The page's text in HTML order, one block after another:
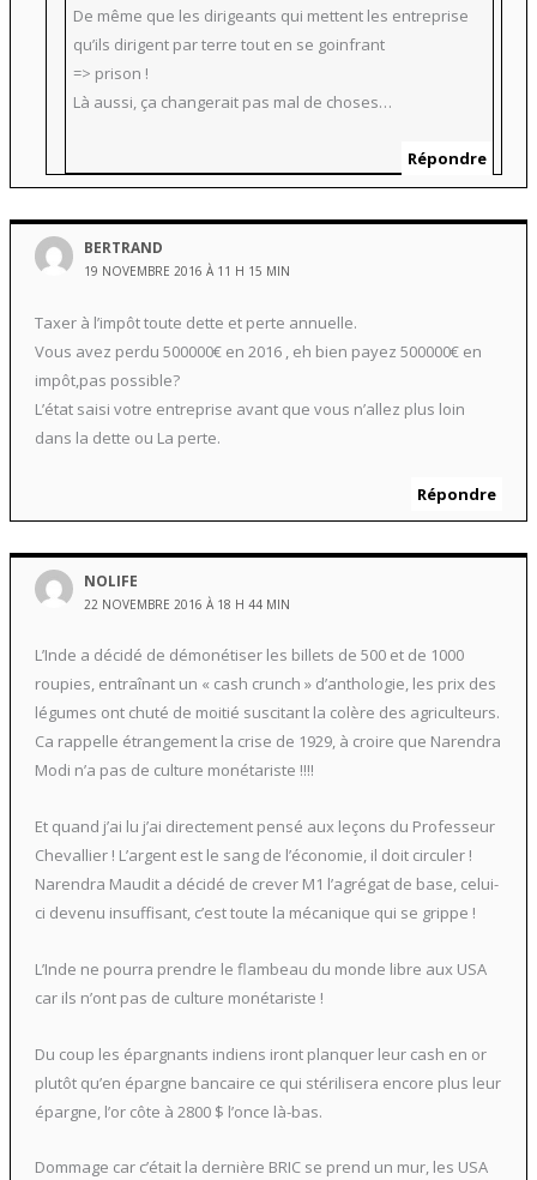
De même que les dirigeants qui mettent les entreprise
qu’ils dirigent par terre tout en se goinfrant
=> prison !
Là aussi, ça changerait pas mal de choses…
Répondre
BERTRAND
19 NOVEMBRE 2016 À 11 H 15 MIN
Taxer à l’impôt toute dette et perte annuelle.
Vous avez perdu 500000€ en 2016 , eh bien payez 500000€ en
impôt,pas possible?
L’état saisi votre entreprise avant que vous n’allez plus loin
dans la dette ou La perte.
Répondre
NOLIFE
22 NOVEMBRE 2016 À 18 H 44 MIN
L’Inde a décidé de démonétiser les billets de 500 et de 1000
roupies, entraînant un « cash crunch » d’anthologie, les prix des
légumes ont chuté de moitié suscitant la colère des agriculteurs.
Ca rappelle étrangement la crise de 1929, à croire que Narendra
Modi n’a pas de culture monétariste !!!!
Et quand j’ai lu j’ai directement pensé aux leçons du Professeur
Chevallier ! L’argent est le sang de l’économie, il doit circuler !
Narendra Maudit a décidé de crever M1 l’agrégat de base, celui-
ci devenu insuffisant, c’est toute la mécanique qui se grippe !
L’Inde ne pourra prendre le flambeau du monde libre aux USA
car ils n’ont pas de culture monétariste !
Du coup les épargnants indiens iront planquer leur cash en or
plutôt qu’en épargne bancaire ce qui stérilisera encore plus leur
épargne, l’or côte à 2800 $ l’once là-bas.
Dommage car c’était la dernière BRIC se prend un mur, les USA